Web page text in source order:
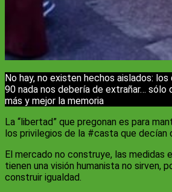
No hay, no existen hechos aislados:
90 nada nos debería de extrañar… sólo
más y mejor la memoria
La “libertad” que pregonan es para
los privilegios de la #casta que decían
El mercado no construye, las medidas
tienen una visión humanista no sirven,
construir igualdad.